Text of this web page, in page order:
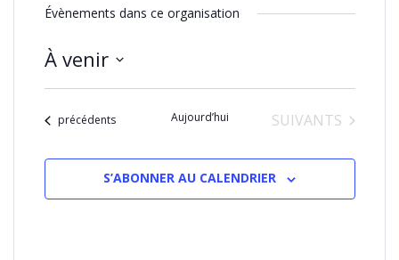
Évènements dans ce organisation
À venir
date.Évènements
précédents Aujourd’hui ÉVÈNEMENTS
SUIVANTS
S’ABONNER AU CALENDRIER